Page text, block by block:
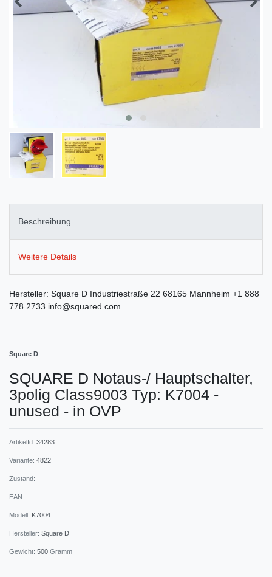
Beschreibung
Weitere Details
Hersteller: Square D Industriestraße 22 68165 Mannheim +1 888
778 2733 info@squared.com
Square D
SQUARE D Notaus-/ Hauptschalter,
3polig Class9003 Typ: K7004 -
unused - in OVP
ArtikelId: 34283
Variante: 4822
Zustand:
EAN:
Modell: K7004
Hersteller: Square D
Gewicht: 500 Gramm